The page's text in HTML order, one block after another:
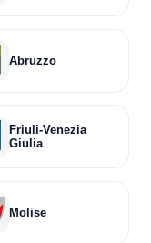
Abruzzo
Friuli-Venezia
Giulia
Molise